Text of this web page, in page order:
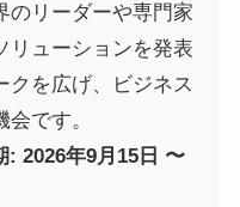
のリーダーや専門家
リューションを発表
クを広げ、ビジネス
です。
2026年9月15日 〜